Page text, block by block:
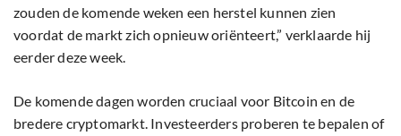
zouden de komende weken een herstel kunnen zien
voordat de markt zich opnieuw oriënteert,” verklaarde hij
eerder deze week.
De komende dagen worden cruciaal voor Bitcoin en de
bredere cryptomarkt. Investeerders proberen te bepalen of